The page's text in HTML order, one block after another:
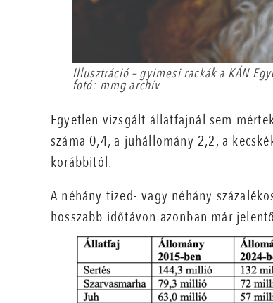
Illusztráció – gyimesi rackák a KÁN
fotó: mmg archív
Egyetlen vizsgált állatfajnál sem
száma 0,4, a juhállomány 2,2, a
korábbitól.
A néhány tized- vagy néhány
hosszabb időtávon azonban már